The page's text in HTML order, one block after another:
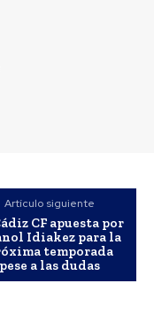
Artículo siguiente
CF apuesta por
Idiakez para la
temporada
pese a las dudas